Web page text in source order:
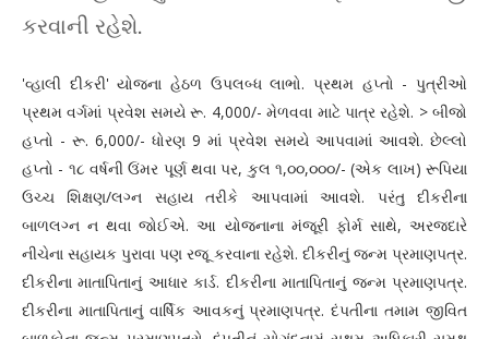
કરવાની રહેશે.
'વ્હાલી દીકરી' યોજના હેઠળ ઉપલબ્ધ લાભો. પ્રથમ હપ્તો - પુત્રીઓ
પ્રથમ વર્ગમાં પ્રવેશ સમયે રૂ. 4,000/- મેળવવા માટે પાત્ર રહેશે. > બીજો
હપ્તો - રૂ. 6,000/- ધોરણ 9 માં પ્રવેશ સમયે આપવામાં આવશે. છેલ્લો
હપ્તો - ૧૮ વર્ષની ઉંમર પૂર્ણ થવા પર, કુલ ૧,૦૦,૦૦૦/- (એક લાખ) રૂપિયા
ઉચ્ચ શિક્ષણ/લગ્ન સહાય તરીકે આપવામાં આવશે. પરંતુ દીકરીના
બાળલગ્ન ન થવા જોઈએ. આ યોજનાના મંજૂરી ફોર્મ સાથે, અરજદારે
નીચેના સહાયક પુરાવા પણ રજૂ કરવાના રહેશે. દીકરીનું જન્મ પ્રમાણપત્ર.
દીકરીના માતાપિતાનું આધાર કાર્ડ. દીકરીના માતાપિતાનું જન્મ પ્રમાણપત્ર.
દીકરીના માતાપિતાનું વાર્ષિક આવકનું પ્રમાણપત્ર. દંપતીના તમામ જીવિત